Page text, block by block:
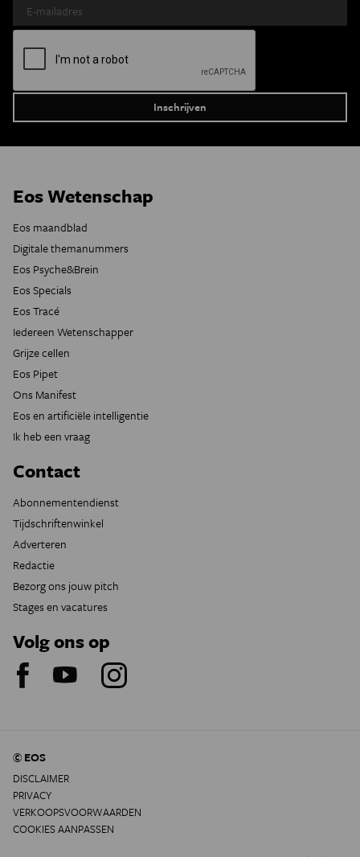
Eos Wetenschap
Eos maandblad
Digitale themanummers
Eos Psyche&Brein
Eos Specials
Eos Tracé
Iedereen Wetenschapper
Grijze cellen
Eos Pipet
Ons Manifest
Eos en artificiële intelligentie
Ik heb een vraag
Contact
Abonnementendienst
Tijdschriftenwinkel
Adverteren
Redactie
Bezorg ons jouw pitch
Stages en vacatures
Volg ons op
© EOS
DISCLAIMER
PRIVACY
VERKOOPSVOORWAARDEN
COOKIES AANPASSEN